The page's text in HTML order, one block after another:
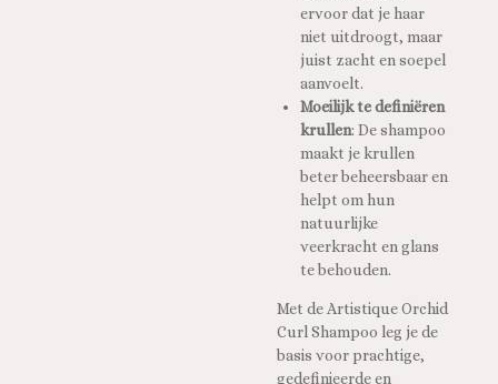
ervoor dat je haar
niet uitdroogt, maar
juist zacht en soepel
aanvoelt.
Moeilijk te definiëren
krullen: De shampoo
maakt je krullen
beter beheersbaar en
helpt om hun
natuurlijke
veerkracht en glans
te behouden.
Met de Artistique Orchid
Curl Shampoo leg je de
basis voor prachtige,
gedefinieerde en